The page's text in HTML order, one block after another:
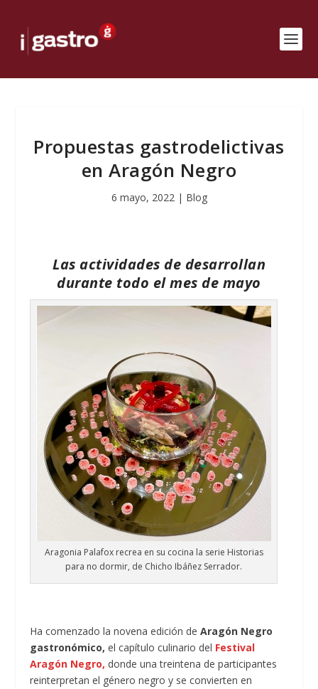
Propuestas gastrodelictivas
en Aragón Negro
6 mayo, 2022| Blog
Las actividades de desarrollan
durante todo el mes de mayo
Aragonia Palafox recrea en su cocina la serie Historias
para no dormir, de Chicho Ibáñez Serrador.
Ha comenzado la novena edición deAragón Negro
gastronómico, el capítulo culinario del Festival
Aragón Negro, donde una treintena de participantes
reinterpretan el género negro y se convierten en